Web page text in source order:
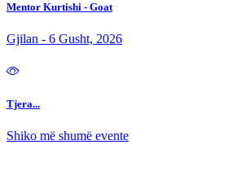
Mentor Kurtishi - Goat
Gjilan - 6 Gusht, 2026
Tjera...
Shiko më shumë evente